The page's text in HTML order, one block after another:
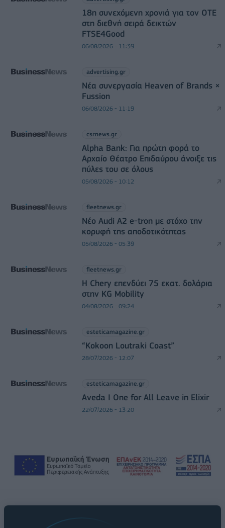
18η συνεχόμενη χρονιά για τον ΟΤΕ
στη διεθνή σειρά δεικτών
FTSE4Good
06/08/2026 - 11:39
advertising.gr
Νέα συνεργασία Heaven of Brands ×
Fussion
06/08/2026 - 11:19
csrnews.gr
Alpha Bank: Για πρώτη φορά το
Αρχαίο Θέατρο Επιδαύρου άνοιξε τις
πύλες του σε όλους
05/08/2026 - 10:12
fleetnews.gr
Νέο Audi A2 e-tron με στόχο την
κορυφή της αποδοτικότητας
05/08/2026 - 05:39
fleetnews.gr
Η Chery επενδύει 75 εκατ. δολάρια
στην KG Mobility
04/08/2026 - 09:24
esteticamagazine.gr
“Kokoon Loutraki Coast”
28/07/2026 - 12:07
esteticamagazine.gr
Aveda I One for All Leave in Elixir
22/07/2026 - 13:20